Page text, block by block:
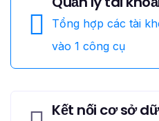
Tổng hợp các tài
vào 1 công cụ
Kết nối cơ sở